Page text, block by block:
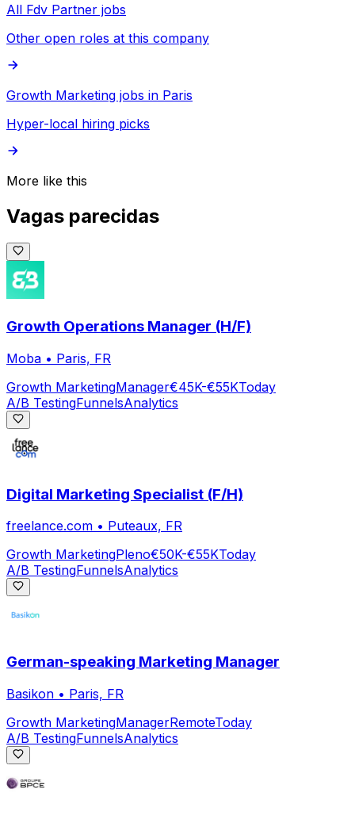
All Fdv Partner jobs
Other open roles at this company
Growth Marketing jobs in Paris
Hyper-local hiring picks
More like this
Vagas parecidas
Growth Operations Manager (H/F)
Moba • Paris, FR
Growth MarketingManager€45K-€55KToday
A/B TestingFunnelsAnalytics
Digital Marketing Specialist (F/H)
freelance.com • Puteaux, FR
Growth MarketingPleno€50K-€55KToday
A/B TestingFunnelsAnalytics
German-speaking Marketing Manager
Basikon • Paris, FR
Growth MarketingManagerRemoteToday
A/B TestingFunnelsAnalytics